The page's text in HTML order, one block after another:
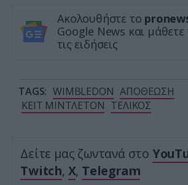
Ακολουθήστε το
Google News και
τις ειδήσεις
TAGS: WIMBLEDON ΑΠΟΘΕΩΣΗ
ΚΕΪΤ ΜΙΝΤΛΕΤΟΝ ΤΕΛΙΚΟΣ
Δείτε μας ζωντανά στο
Twitch, X, Telegram